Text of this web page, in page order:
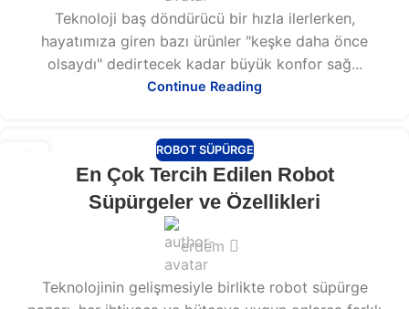
Teknoloji baş döndürücü bir hızla ilerlerken,
hayatımıza giren bazı ürünler "keşke daha önce
olsaydı" dedirtecek kadar büyük konfor sağ...
Continue Reading
13 ROBOT SÜPÜRGE
En Çok Tercih Edilen Robot
Süpürgeler ve Özellikleri
erdem
Teknolojinin gelişmesiyle birlikte robot süpürge